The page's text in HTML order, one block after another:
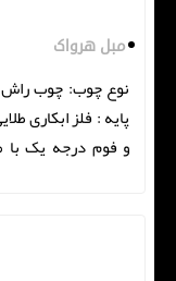
مبل هرواک
نوع چوب: چوب
پایه : فلز ابکاری
و فوم درجه یک با